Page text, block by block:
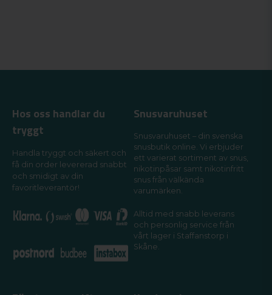
Hos oss handlar du
tryggt
Handla tryggt och säkert och
få din order levererad snabbt
och smidigt av din
favoritleverantör!
Snusvaruhuset
Snusvaruhuset – din svenska
snusbutik online. Vi erbjuder
ett varierat sortiment av snus,
nikotinpåsar samt nikotinfritt
snus från välkända
varumärken.
Alltid med snabb leverans
och personlig service från
vårt lager i Staffanstorp i
Skåne.